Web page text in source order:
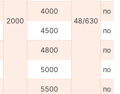
2000 48/630
4000 по
4500 по
4800 по
5000 по
5500 по